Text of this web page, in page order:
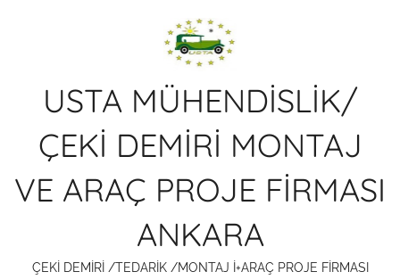
USTA MÜHENDİSLİK/
ÇEKİ DEMİRİ MONTAJ
VE ARAÇ PROJE FİRMASI
ANKARA
ÇEKİ DEMİRİ /TEDARİK /MONTAJ İ+ARAÇ PROJE FİRMASI